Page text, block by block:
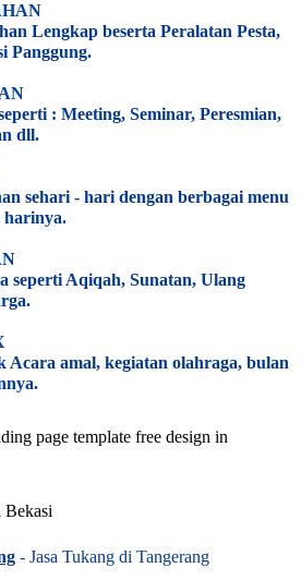
Lengkap beserta Peralatan Pesta,
Panggung.
: Meeting, Seminar, Peresmian,
dll.
sehari - hari dengan berbagai menu
harinya.
seperti Aqiqah, Sunatan, Ulang
Acara amal, kegiatan olahraga, bulan
page template free design in
- Jasa Tukang di Tangerang